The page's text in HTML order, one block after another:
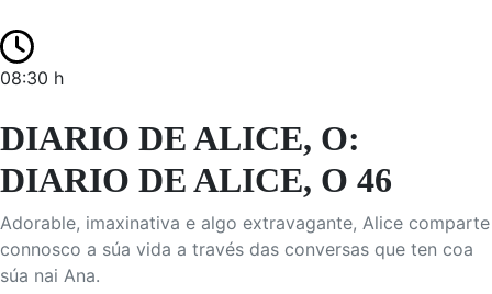
08:30 h
DIARIO DE ALICE, O:
DIARIO DE ALICE, O 46
Adorable, imaxinativa e algo extravagante, Alice comparte
connosco a súa vida a través das conversas que ten coa
súa nai Ana.